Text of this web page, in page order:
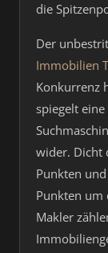
die
Der
Immobilien
Konkurrenz
spiegelt
wider. Dicht
Punkten und
Punkten um
Makler